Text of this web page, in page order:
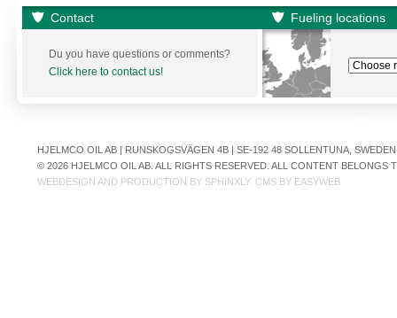
Contact Fueling locations
Du you have questions or comments?
Click here to contact us!
HJELMCO OIL AB | RUNSKOGSVÄGEN 4B | SE-192 48 SOLLENTUNA,
© 2026 HJELMCO OIL AB. ALL RIGHTS RESERVED. ALL CONTENT
WEBDESIGN AND PRODUCTION BY SPHINXLY. CMS BY EASYWEB